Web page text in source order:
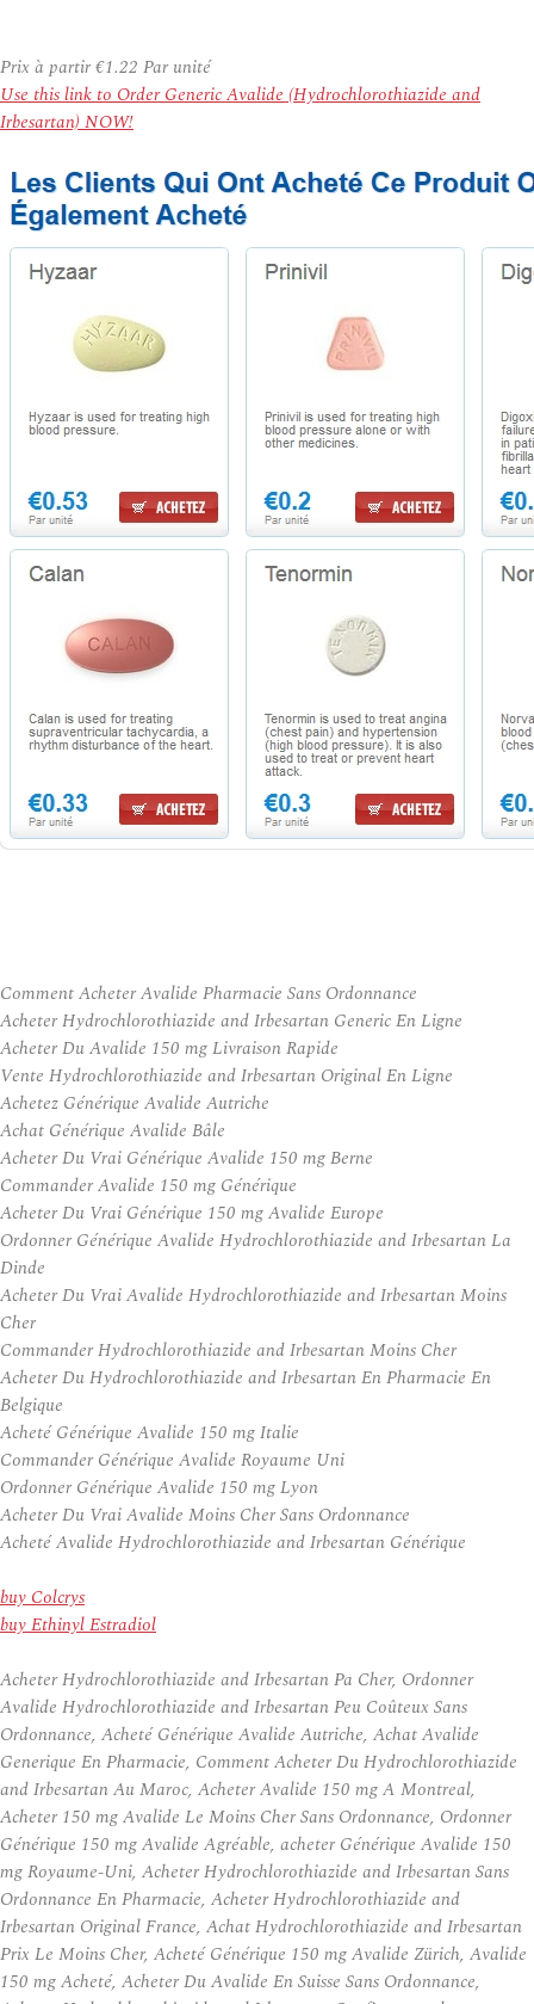
Prix à partir€1.22 Par unité
Use this link to Order Generic Avalide (Hydrochlorothiazide and
Irbesartan) NOW!
Comment Acheter Avalide Pharmacie Sans Ordonnance
Acheter Hydrochlorothiazide and Irbesartan Generic En Ligne
Acheter Du Avalide 150 mg Livraison Rapide
Vente Hydrochlorothiazide and Irbesartan Original En Ligne
Achetez Générique Avalide Autriche
Achat Générique Avalide Bâle
Acheter Du Vrai Générique Avalide 150 mg Berne
Commander Avalide 150 mg Générique
Acheter Du Vrai Générique 150 mg Avalide Europe
Ordonner Générique Avalide Hydrochlorothiazide and Irbesartan La
Dinde
Acheter Du Vrai Avalide Hydrochlorothiazide and Irbesartan Moins
Cher
Commander Hydrochlorothiazide and Irbesartan Moins Cher
Acheter Du Hydrochlorothiazide and Irbesartan En Pharmacie En
Belgique
Acheté Générique Avalide 150 mg Italie
Commander Générique Avalide Royaume Uni
Ordonner Générique Avalide 150 mg Lyon
Acheter Du Vrai Avalide Moins Cher Sans Ordonnance
Acheté Avalide Hydrochlorothiazide and Irbesartan Générique
buy Colcrys
buy Ethinyl Estradiol
Acheter Hydrochlorothiazide and Irbesartan Pa Cher, Ordonner
Avalide Hydrochlorothiazide and Irbesartan Peu Coûteux Sans
Ordonnance, Acheté Générique Avalide Autriche, Achat Avalide
Generique En Pharmacie, Comment Acheter Du Hydrochlorothiazide
and Irbesartan Au Maroc, Acheter Avalide 150 mg A Montreal,
Acheter 150 mg Avalide Le Moins Cher Sans Ordonnance, Ordonner
Générique 150 mg Avalide Agréable, acheter Générique Avalide 150
mg Royaume-Uni, Acheter Hydrochlorothiazide and Irbesartan Sans
Ordonnance En Pharmacie, Acheter Hydrochlorothiazide and
Irbesartan Original France, Achat Hydrochlorothiazide and Irbesartan
Prix Le Moins Cher, Acheté Générique 150 mg Avalide Zürich, Avalide
150 mg Acheté, Acheter Du Avalide En Suisse Sans Ordonnance,